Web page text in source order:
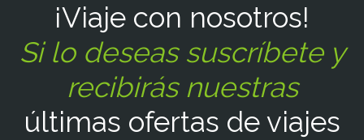
¡Viaje con nosotros!
Si lo deseas suscríbete y
recibirás nuestras
últimas ofertas de viajes